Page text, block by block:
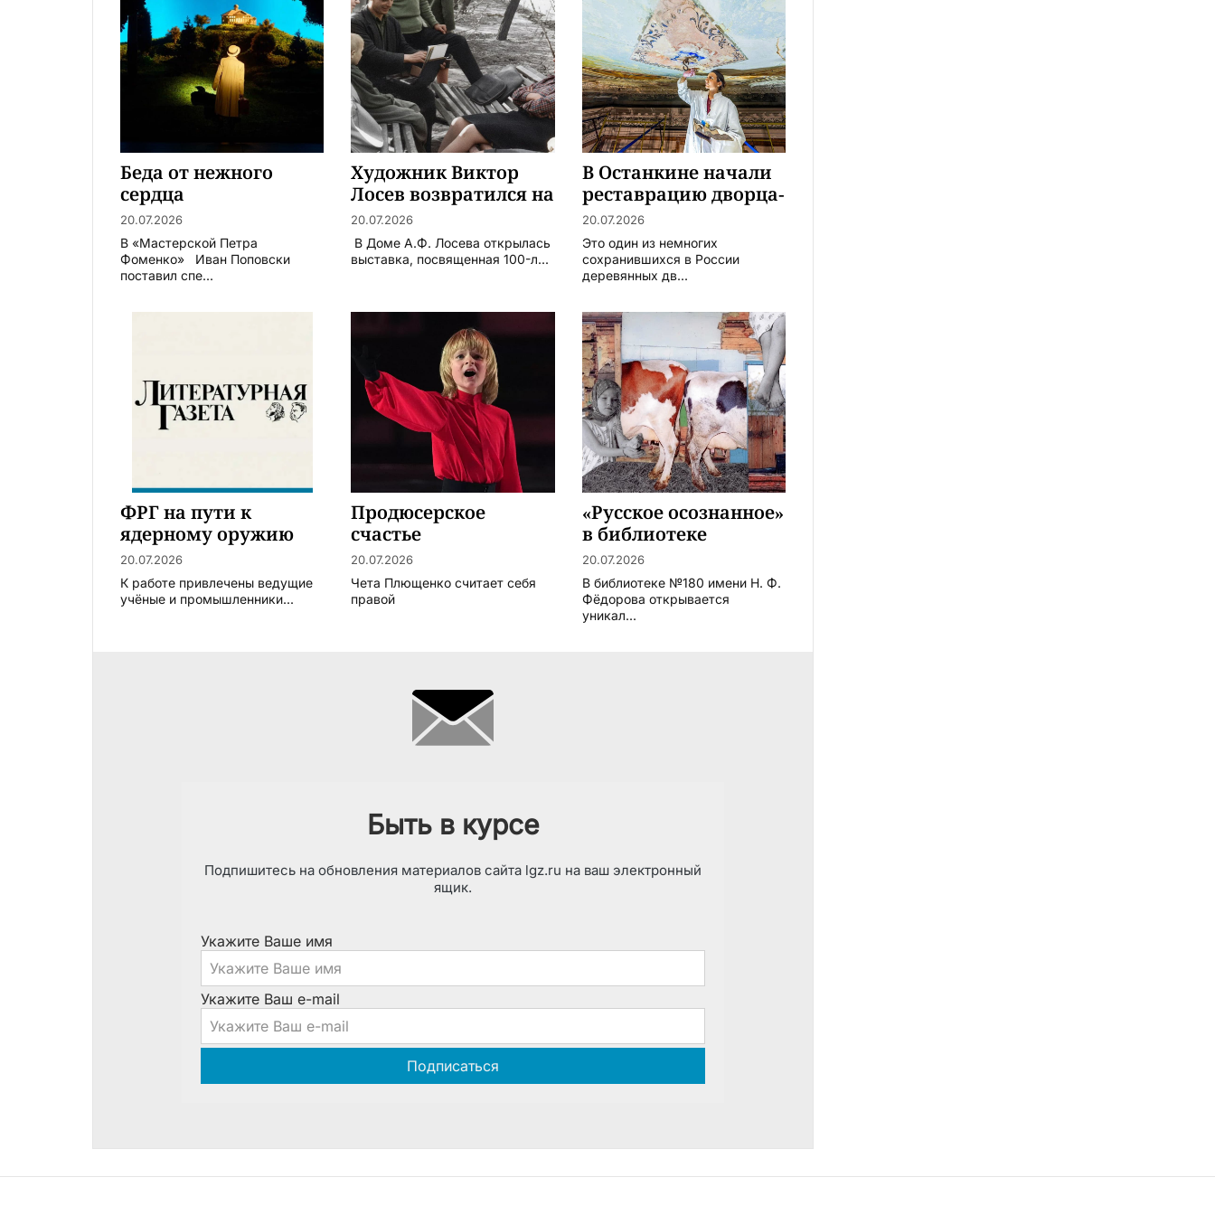
Беда от нежного
сердца
20.07.2026
В «Мастерской Петра
Фоменко» Иван Поповски
поставил спе...
Художник Виктор
Лосев возвратился на
Арбат
20.07.2026
В Доме А.Ф. Лосева открылась
выставка, посвященная 100-л...
В Останкине начали
реставрацию дворца-
театра
20.07.2026
Это один из немногих
сохранившихся в России
деревянных дв...
ФРГ на пути к
ядерному оружию
20.07.2026
К работе привлечены ведущие
учёные и промышленники...
Продюсерское
счастье
20.07.2026
Чета Плющенко считает себя
правой
«Русское осознанное»
в библиотеке
20.07.2026
В библиотеке №180 имени Н. Ф.
Фёдорова открывается
уникал...
Быть в курсе
Подпишитесь на обновления материалов сайта lgz.ru на ваш электронный
ящик.
Укажите Ваше имя
Укажите Ваш e-mail